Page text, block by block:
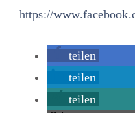
https://
teilen
teilen
teilen